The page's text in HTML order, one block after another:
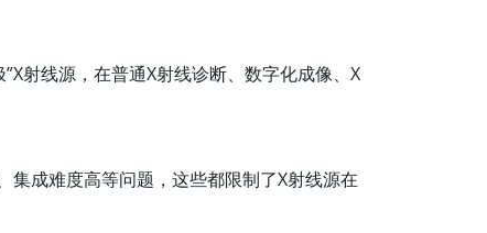
射线源，在普通X射线诊断、数字化成像、X
集成难度高等问题，这些都限制了X射线源在